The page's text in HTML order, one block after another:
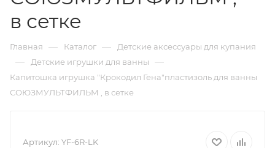
в сетке
Главная — Каталог — Детские аксессуары для купания
— Детские игрушки для ванны —
Капитошка игрушка "Крокодил Гена"пластизоль для ванны
СОЮЗМУЛЬТФИЛЬМ , в сетке
Артикул: YF-6R-LK